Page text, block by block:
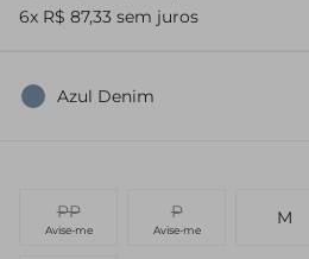
6x R$ 87,33 sem juros
Azul Denim
PP
Avise-me
P
Avise-me
M